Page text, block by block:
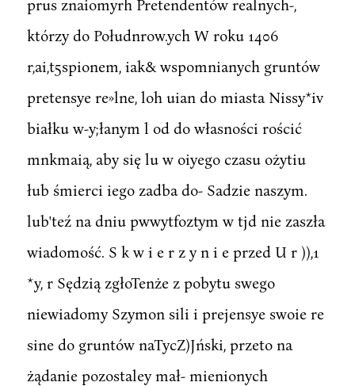
prus znaiomyrh Pretendentów realnych-,
którzy do Połudnrow.ych W roku 1406
r,ai,t5spionem, iak& wspomnianych gruntów
pretensye re»lne, loh uian do miasta Nissy*iv
białku w-y;łanym l od do własności rościć
mnkmaią, aby się lu w oiyego czasu ożytiu
łub śmierci iego zadba do- Sadzie naszym.
lub'teź na dniu pwwytfoztym w tjd nie zaszła
wiadomość. S k w i e r z y n i e przed U r )),1
*y, r Sędzią zgłoTenże z pobytu swego
niewiadomy Szymon sili i prejensye swoie re
sine do gruntów naTycZ)Jński, przeto na
żądanie pozostaley mał- mienionych